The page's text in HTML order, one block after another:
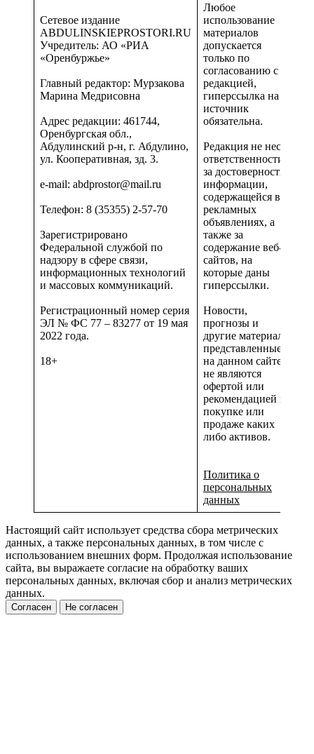
Сетевое издание
ABDULINSKIEPROSTORI.RU
Учредитель: АО «РИА
«Оренбуржье»
Главный редактор: Мурзакова
Марина Медрисовна
Адрес редакции: 461744,
Оренбургская обл.,
Абдулинский р-н, г. Абдулино,
ул. Кооперативная, зд. 3.
e-mail: abdprostor@mail.ru
Телефон: 8 (35355) 2-57-70
Зарегистрировано
Федеральной службой по
надзору в сфере связи,
информационных технологий
и массовых коммуникаций.
Регистрационный номер серия
ЭЛ № ФС 77 – 83277 от 19 мая
2022 года.
18+
Любое
использование
материалов
допускается
только по
согласованию с
редакцией,
гиперссылка на
источник
обязательна.
Редакция не несет
ответственности
за достоверность
информации,
содержащейся в
рекламных
объявлениях, а
также за
содержание веб-
сайтов, на
которые даны
гиперссылки.
Новости,
прогнозы и
другие материалы,
представленные
на данном сайте
не являются
офертой или
рекомендацией к
покупке или
продаже каких
либо активов.
Политика о
персональных
данных
Настоящий сайт использует средства сбора метрических
данных, а также персональных данных, в том числе с
использованием внешних форм. Продолжая использование
сайта, вы выражаете согласие на обработку ваших
персональных данных, включая сбор и анализ метрических
данных.
Согласен Не согласен